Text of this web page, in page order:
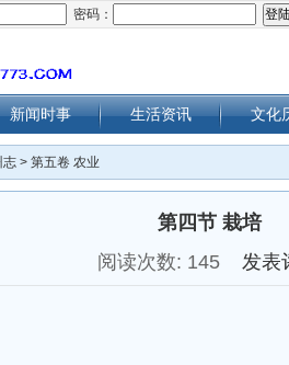
密码：
新闻时事 生活资讯 文化
志 > 第五卷 农业
第四节 栽培
阅读次数: 145 发表